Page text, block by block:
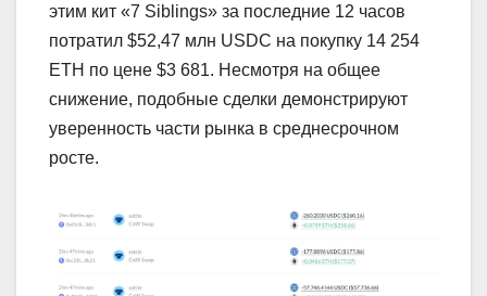
этим кит «7 Siblings» за последние 12 часов
потратил $52,47 млн USDC на покупку 14 254
ETH по цене $3 681. Несмотря на общее
снижение, подобные сделки демонстрируют
уверенность части рынка в среднесрочном
росте.